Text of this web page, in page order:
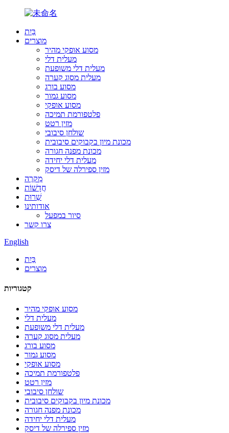
בַּיִת
מוצרים
מסוע אופקי מהיר
מעלית דלי
מעלית דלי משופעת
מעלית מסוג קערה
מסוע בורג
מסוע גמור
מסוע אופקי
פלטפורמת תמיכה
מזין רטט
שולחן סיבובי
מכונת מיון בקבוקים סיבובית
מכונת מפנה חגורה
מעלית דלי יחידה
מזין ספירלה של דיסק
מִקרֶה
חֲדָשׁוֹת
שֵׁרוּת
אודותינו
סיור במפעל
צרו קשר
English
בַּיִת
מוצרים
קטגוריות
מסוע אופקי מהיר
מעלית דלי
מעלית דלי משופעת
מעלית מסוג קערה
מסוע בורג
מסוע גמור
מסוע אופקי
פלטפורמת תמיכה
מזין רטט
שולחן סיבובי
מכונת מיון בקבוקים סיבובית
מכונת מפנה חגורה
מעלית דלי יחידה
מזין ספירלה של דיסק